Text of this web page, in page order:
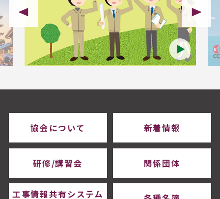
協会について 新着情報
研修/講習会 関係団体
工事情報共有システム